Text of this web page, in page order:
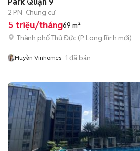
Park Quận 9
2 PN Chung cư
5 triệu/tháng69 m²
Thành phố Thủ Đức (P. Long Bình mới)
Huyền Vinhomes 1 đã bán